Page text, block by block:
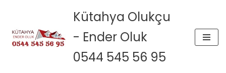
İçeriğe
geç
Kütahya Olukçu
- Ender Oluk
0544 545 56 95